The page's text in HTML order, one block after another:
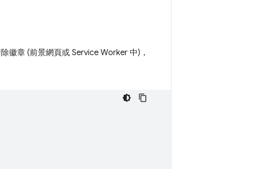
徽章 (前景網頁或 Service Worker 中)，